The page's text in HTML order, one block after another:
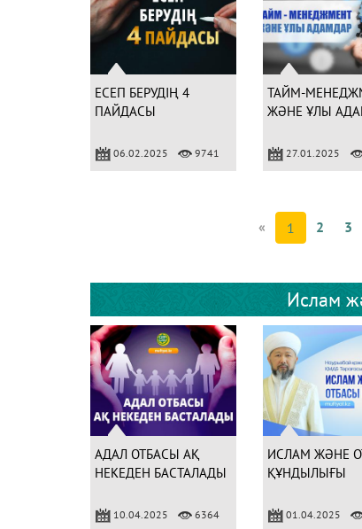
ЕСЕП БЕРУДІҢ 4
ПАЙДАСЫ
06.02.2025 9741
ТАЙМ-
ЖӘНЕ ҰЛЫ
27.01.2025
« 1 2 3
Ислам
АДАЛ ОТБАСЫ АҚ
НЕКЕДЕН БАСТАЛАДЫ
10.04.2025 6364
ИСЛАМ ЖӘНЕ
ҚҰНДЫЛЫҒЫ
01.04.2025